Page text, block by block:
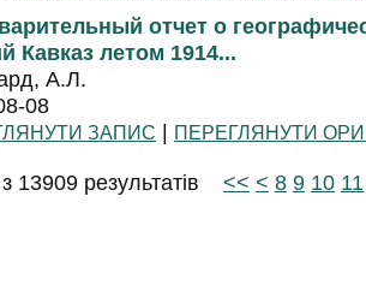
отчет о
Кавказ летом 1914...
А.Л.
08
ЗАПИС | ПЕРЕГЛЯНУТИ
13909 результатів << < 8 9 10 11